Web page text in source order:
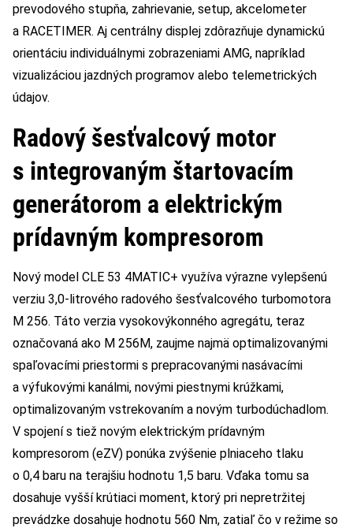
prevodového stupňa, zahrievanie, setup, akcelometer
a RACETIMER. Aj centrálny displej zdôrazňuje dynamickú
orientáciu individuálnymi zobrazeniami AMG, napríklad
vizualizáciou jazdných programov alebo telemetrických
údajov.
Radový šesťvalcový motor
s integrovaným štartovacím
generátorom a elektrickým
prídavným kompresorom
Nový model CLE 53 4MATIC+ využíva výrazne vylepšenú
verziu 3,0-litrového radového šesťvalcového turbomotora
M 256. Táto verzia vysokovýkonného agregátu, teraz
označovaná ako M 256M, zaujme najmä optimalizovanými
spaľovacími priestormi s prepracovanými nasávacími
a výfukovými kanálmi, novými piestnymi krúžkami,
optimalizovaným vstrekovaním a novým turbodúchadlom.
V spojení s tiež novým elektrickým prídavným
kompresorom (eZV) ponúka zvýšenie plniaceho tlaku
o 0,4 baru na terajšiu hodnotu 1,5 baru. Vďaka tomu sa
dosahuje vyšší krútiaci moment, ktorý pri nepretržitej
prevádzke dosahuje hodnotu 560 Nm, zatiaľ čo v režime so